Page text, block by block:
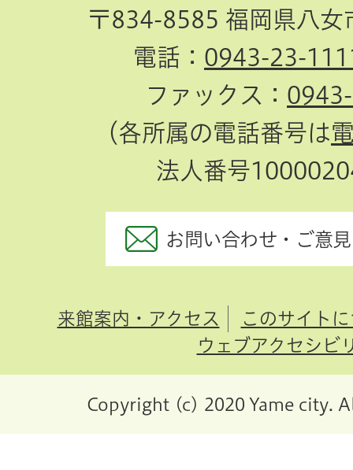
〒834-8585 福岡県八女
電話： 0943-23-
ファックス：
（各所属の電話番号は
法人番号
お問い合わせ・ご意
来館案内・アクセス
このサイト
ウェブアクセシビ
Copyright (c) 2020 Yame city.